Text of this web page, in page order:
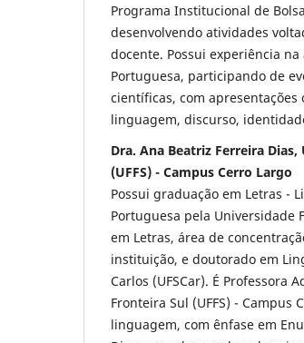
Programa Institucional de
desenvolvendo atividades
docente. Possui experiência
Portuguesa, participando de
científicas, com
linguagem, discurso,
Dra. Ana Beatriz Ferreira
(UFFS) - Campus Cerro Largo
Possui graduação em Letras -
Portuguesa pela Universidade
em Letras, área de
instituição, e doutorado em
Carlos (UFSCar). É Professora
Fronteira Sul (UFFS) - Campus
linguagem, com ênfase em